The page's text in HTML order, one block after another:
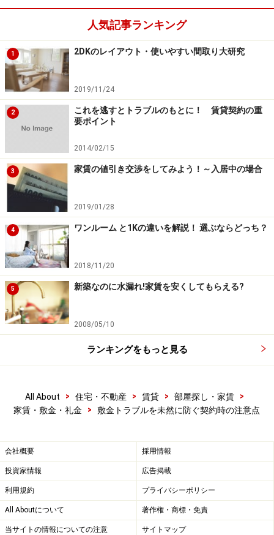
人気記事ランキング
1 2DKのレイアウト・使いやすい間取り大研究
2019/11/24
2
これを逃すとトラブルのもとに！ 賃貸契約の重
要ポイント
2014/02/15
3 家賃の値引き交渉をしてみよう！～入居中の場合
2019/01/28
4 ワンルーム と1Kの違いを解説！ 選ぶならどっち？
2018/11/20
5 新築なのに水漏れ!家賃を安くしてもらえる?
2008/05/10
ランキングをもっと見る
All About > 住宅・不動産 > 賃貸 > 部屋探し・家賃
>
家賃・敷金・礼金
> 敷金トラブルを未然に防ぐ契約時の注意点
会社概要 採用情報
投資家情報 広告掲載
利用規約 プライバシーポリシー
All Aboutについて 著作権・商標・免責
当サイトの情報についての注意 サイトマップ